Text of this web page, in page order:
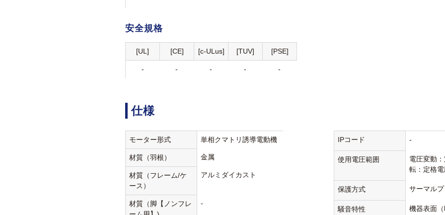
安全規格
[UL] [CE] [c-ULus] [TUV] [PSE]
- - - - -
仕様
モーター形式 単相クマトリ誘導電動機
材質（羽根） 金属
材質（フレーム/ケ
ース）
アルミダイカスト
材質（脚【ノンフレ
-
IPコード -
使用電圧範囲
電圧変動
転：定格
保護方式 サーマル
騒音特性 機器表面